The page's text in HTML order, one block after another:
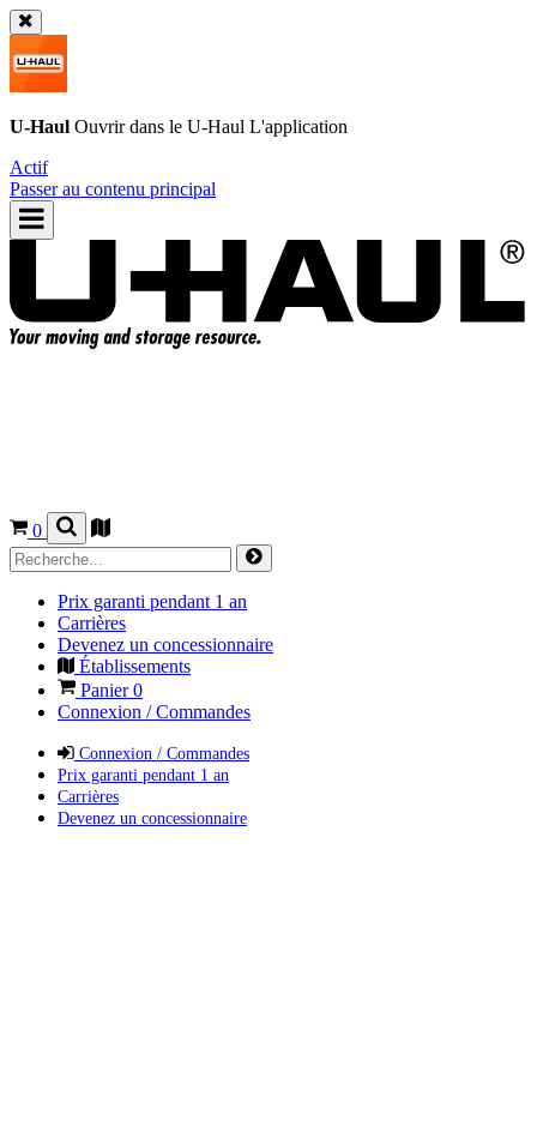
U-Haul Ouvrir dans le U-Haul L'application
Actif
Passer au contenu principal
0
Prix garanti pendant 1 an
Carrières
Devenez un concessionnaire
Établissements
Panier0
Connexion / Commandes
Connexion / Commandes
Prix garanti pendant 1 an
Carrières
Devenez un concessionnaire